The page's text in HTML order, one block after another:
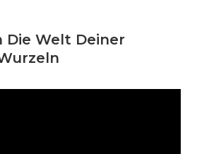
Die Welt Deiner